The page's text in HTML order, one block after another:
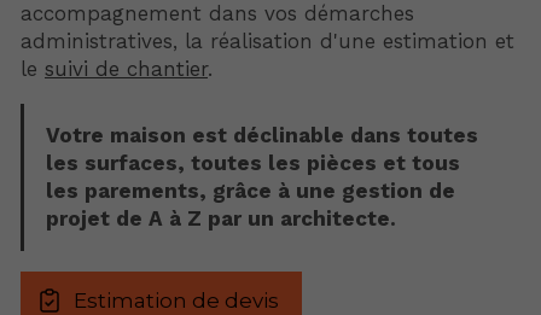
accompagnement dans vos démarches
administratives, la réalisation d'une estimation et
le suivi de chantier.
Votre maison est déclinable dans toutes
les surfaces, toutes les pièces et tous
les parements, grâce à une gestion de
projet de A à Z par un architecte.
Estimation de devis